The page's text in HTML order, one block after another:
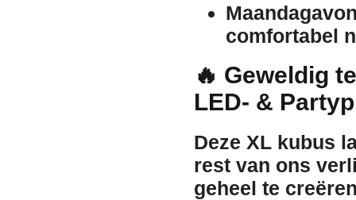
comfortabel
🔥 Geweldig
LED- &
Deze XL kubus
rest van ons
geheel te